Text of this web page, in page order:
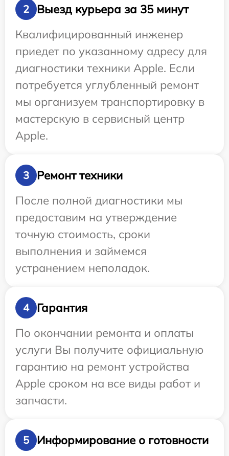
2
Выезд курьера за 35 минут
Квалифицированный инженер
приедет по указанному адресу для
диагностики техники Apple. Если
потребуется углубленный ремонт
мы организуем транспортировку в
мастерскую в сервисный центр
Apple.
3
Ремонт техники
После полной диагностики мы
предоставим на утверждение
точную стоимость, сроки
выполнения и займемся
устранением неполадок.
4
Гарантия
По окончании ремонта и оплаты
услуги Вы получите официальную
гарантию на ремонт устройства
Apple сроком на все виды работ и
запчасти.
5 Информирование о готовности